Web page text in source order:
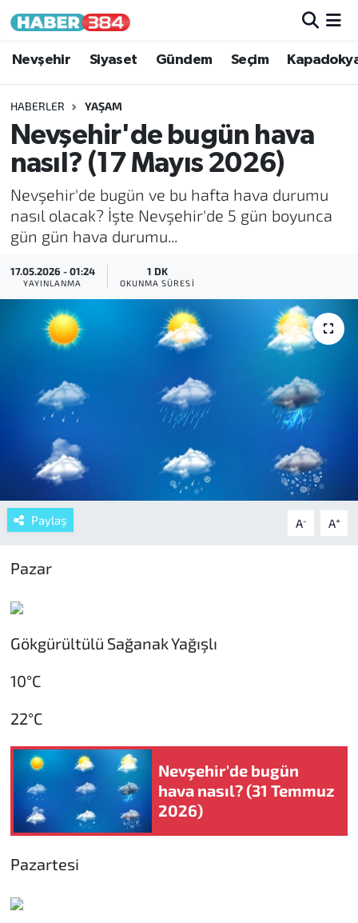
Nevşehir Siyaset Gündem Seçim
HABERLER YAŞAM
Nevşehir'de bugün hava
nasıl? (17 Mayıs 2026)
Nevşehir'de bugün ve bu hafta hava durumu
nasıl olacak? İşte Nevşehir'de 5 gün boyunca
gün gün hava durumu...
17.05.2026 - 01:24
YAYINLANMA
1 DK
OKUNMA SÜRESI
Paylaş A- A+
Pazar
Gökgürültülü Sağanak Yağışlı
10°C
22°C
Nevşehir'de bugün
hava nasıl? (31 Temmuz
2026)
Pazartesi
Nöbetçi Eczaneler
Hava Durumu
Trafik Durumu
Tüm Manşetler
Son Dakika Haberleri
Haber Arşivi